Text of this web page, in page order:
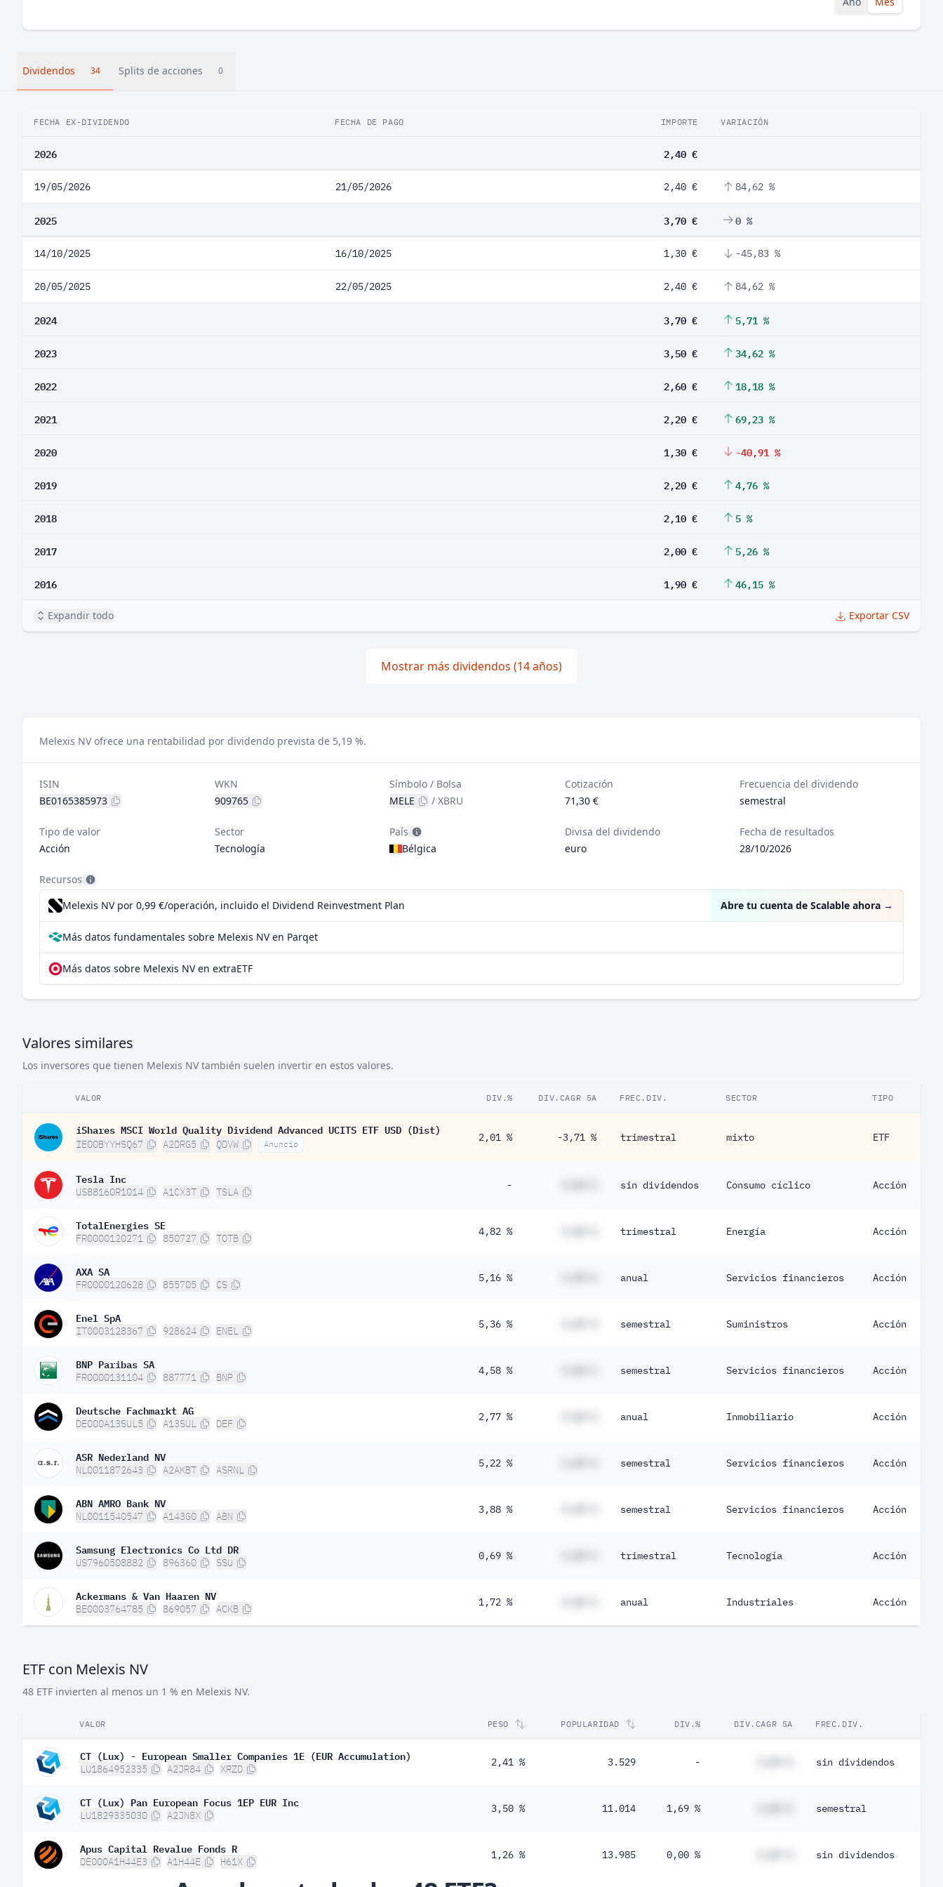
Dividendos 34 Splits de acciones 0
FECHA EX-DIVIDENDO FECHA DE PAGO IMPORTE VARIACIÓN
2026 2,40 €
19/05/2026 21/05/2026 2,40 € 84,62 %
2025 3,70 € 0 %
14/10/2025 16/10/2025 1,30 € -45,83 %
20/05/2025 22/05/2025 2,40 € 84,62 %
2024 3,70 € 5,71 %
2023 3,50 € 34,62 %
2022 2,60 € 18,18 %
2021 2,20 € 69,23 %
2020 1,30 € -40,91 %
2019 2,20 € 4,76 %
2018 2,10 € 5 %
2017 2,00 € 5,26 %
2016 1,90 € 46,15 %
Expandir todo Exportar CSV
Mostrar más dividendos (14 años)
Melexis NV ofrece una rentabilidad por dividendo prevista de 5,19 %.
ISIN
BE0165385973
WKN
909765
Símbolo / Bolsa
MELE
/XBRU
Cotización
71,30 €
Frecuencia del dividendo
semestral
Tipo de valor
Acción
Sector
Tecnología
País
Bélgica
Divisa del dividendo
euro
Fecha de resultados
28/10/2026
Recursos
Melexis NV por 0,99 €/operación, incluido el Dividend Reinvestment Plan
Abre tu cuenta de Scalable ahora →
Más datos fundamentales sobre Melexis NV en Parqet
Más datos sobre Melexis NV en extraETF
Valores similares
Los inversores que tienen Melexis NV también suelen invertir en estos valores.
VALOR DIV.% DIV.CAGR 5A FREC.DIV. SECTOR TIPO
iShares MSCI World Quality Dividend Advanced UCITS ETF USD (Dist)
IE00BYYHSQ67 A2DRG5 QDVW Anuncio
2,01 % -3,71 % trimestral mixto ETF
Tesla Inc
US88160R1014 A1CX3T TSLA
- sin dividendos Consumo cíclico Acción
TotalEnergies SE
FR0000120271 850727 TOTB
4,82 % trimestral Energía Acción
AXA SA
FR0000120628 855705 CS
5,16 % anual Servicios financieros Acción
Enel SpA
IT0003128367 928624 ENEL
5,36 % semestral Suministros Acción
BNP Paribas SA
FR0000131104 887771 BNP
4,58 % semestral Servicios financieros Acción
Deutsche Fachmarkt AG
DE000A13SUL5 A13SUL DEF
2,77 % anual Inmobiliario Acción
ASR Nederland NV
NL0011872643 A2AKBT ASRNL
5,22 % semestral Servicios financieros Acción
ABN AMRO Bank NV
NL0011540547 A143G0 ABN
3,88 % semestral Servicios financieros Acción
Samsung Electronics Co Ltd DR
US7960508882 896360 SSU
0,69 % trimestral Tecnología Acción
Ackermans & Van Haaren NV
BE0003764785 869057 ACKB
1,72 % anual Industriales Acción
ETF con Melexis NV
48 ETF invierten al menos un 1 % en Melexis NV.
VALOR PESO POPULARIDAD DIV.% DIV.CAGR 5A FREC.DIV.
CT (Lux) - European Smaller Companies 1E (EUR Accumulation)
LU1864952335 A2JR84 XRZD
2,41 % 3.529 - sin dividendos
CT (Lux) Pan European Focus 1EP EUR Inc
LU1829335030 A2JN8X
3,50 % 11.014 1,69 % semestral
Apus Capital Revalue Fonds R
DE000A1H44E3 A1H44E H61X
1,26 % 13.985 0,00 % sin dividendos